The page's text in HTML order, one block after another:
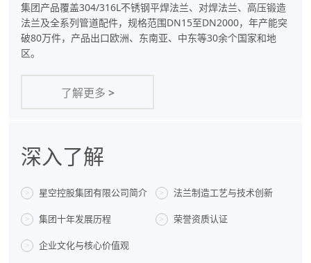
集团产品覆盖304/316L不锈钢平焊法兰、对焊法兰、高压锻造
法兰及全系列管道配件，规格范围DN15至DN2000，年产能突
破80万件，产品出口欧洲、东南亚、中东等30余个国家和地
区。
了解更多 >
深入了解
> 星空控股集团有限公司简介 > 法兰制造工艺与技术创新
> 集团十年发展历程 > 荣誉资质认证
> 企业文化与核心价值观